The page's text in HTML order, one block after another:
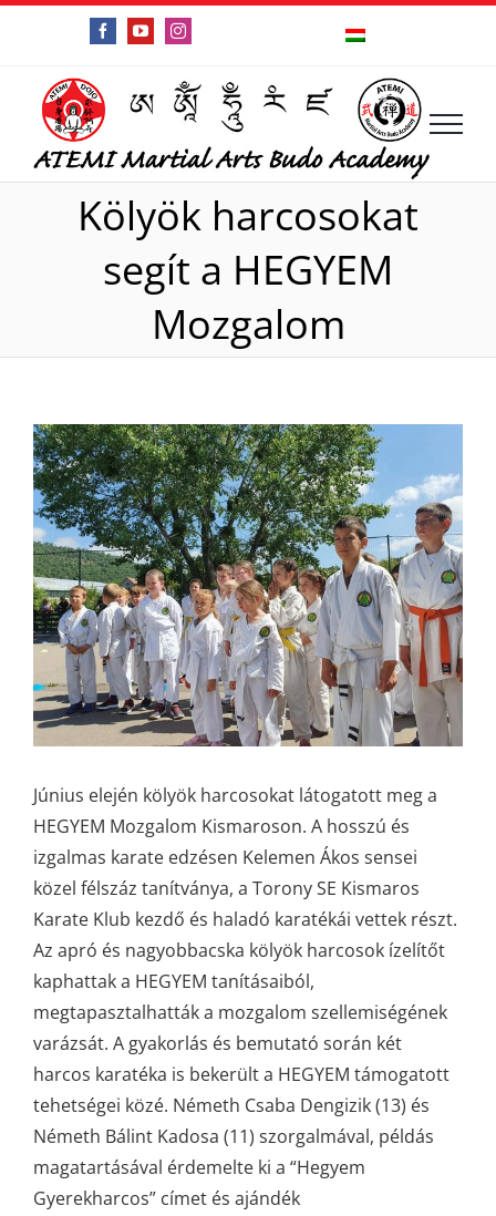
FacebookYouTubeInstagram
Kölyök harcosokat
segít a HEGYEM
Mozgalom
View
Larger
Image
Június elején kölyök harcosokat látogatott meg a
HEGYEM Mozgalom Kismaroson. A hosszú és
izgalmas karate edzésen Kelemen Ákos sensei
közel félszáz tanítványa, a Torony SE Kismaros
Karate Klub kezdő és haladó karatékái vettek részt.
Az apró és nagyobbacska kölyök harcosok ízelítőt
kaphattak a HEGYEM tanításaiból,
megtapasztalhatták a mozgalom szellemiségének
varázsát. A gyakorlás és bemutató során két
harcos karatéka is bekerült a HEGYEM támogatott
tehetségei közé. Németh Csaba Dengizik (13) és
Németh Bálint Kadosa (11) szorgalmával, példás
magatartásával érdemelte ki a “Hegyem
Gyerekharcos” címet és ajándék